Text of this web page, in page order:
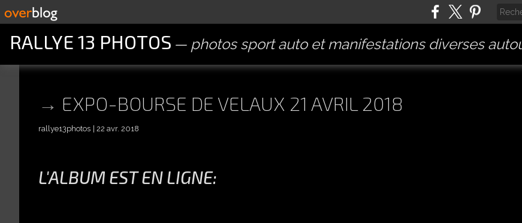
RALLYE 13 PHOTOS photos sport auto et manifestations diverses
EXPO-BOURSE DE VELAUX 21 AVRIL 2018
rallye13photos 22 avr. 2018
L'ALBUM EST EN LIGNE: